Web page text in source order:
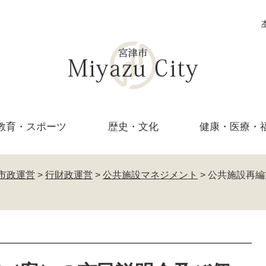
育・ スポーツ 歴史・文化 健康・医療・
政運営 > 行財政運営 > 公共施設マネジメント > 公共施設再